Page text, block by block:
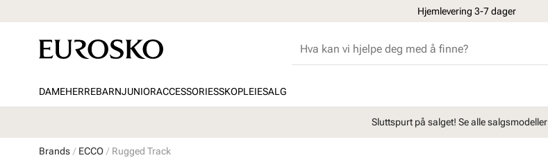
Hjemlevering 3-7 dager
DAMEHERREBARNJUNIORACCESSORIESSKOPLEIESALG
Sluttspurt på salget! Se alle salgsmodeller
Brands ECCO Rugged Track